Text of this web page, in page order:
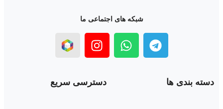
شبکه های اجتماعی ما
دسته بندی ها دسترسی سریع